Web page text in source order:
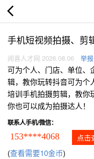
手机短视频拍摄、剪
闻喜人才网 2026.08.06 举报
可为个人、门店、单位、
辑，教你玩转抖音可为个
培训手机拍摄剪辑，教你
你也可以成为拍摄达人！
联系人手机/微信：
153****4068 点击
(查看需要10金币)